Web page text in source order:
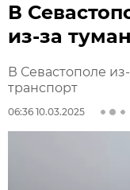
В
из-за
В Севастополе
транспорт
06:36 10.03.2025